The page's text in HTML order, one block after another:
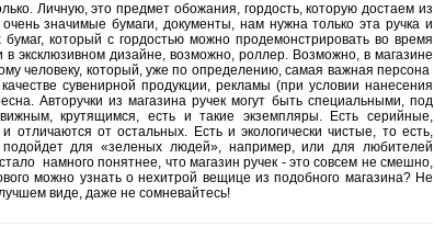
Личную, это предмет обожания, гордость, которую достаем из
значимые бумаги, документы, нам нужна только эта ручка и
который с гордостью можно продемонстрировать во время
эксклюзивном дизайне, возможно, роллер. Возможно, в магазине
человеку, который, уже по определению, самая важная персона
сувенирной продукции, рекламы (при условии нанесения
Авторучки из магазина ручек могут быть специальными, под
крутящимся, есть и такие экземпляры. Есть серийные,
от остальных. Есть и экологически чистые, то есть,
для «зеленых людей», например, или для любителей
намного понятнее, что магазин ручек - это совсем не смешно,
можно узнать о нехитрой вещице из подобного магазина? Не
виде, даже не сомневайтесь!